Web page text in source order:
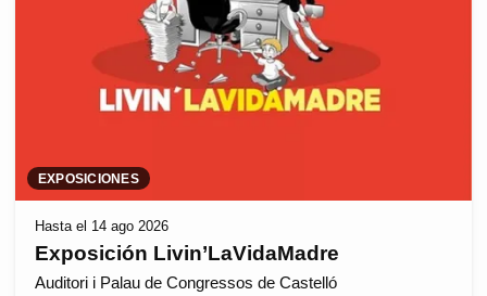
EXPOSICIONES
Hasta el 14 ago 2026
Exposición Livin’LaVidaMadre
Auditori i Palau de Congressos de Castelló